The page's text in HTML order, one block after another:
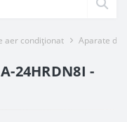
aer condiționat Aparate de
24HRDN8I -